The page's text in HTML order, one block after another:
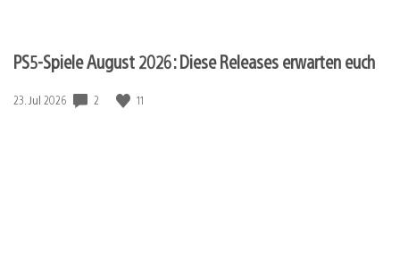
PS5-Spiele August 2026: Diese Releases erwarten euch
Veröffentlichungsdatum:
23. Jul 2026 2 11